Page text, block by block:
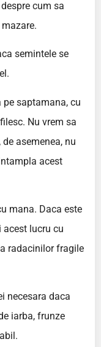
cum sa
semintele se
saptamana, cu
Nu vrem sa
asemenea, nu
acest
mana. Daca este
acest lucru cu
radacinilor fragile
necesara daca
iarba, frunze